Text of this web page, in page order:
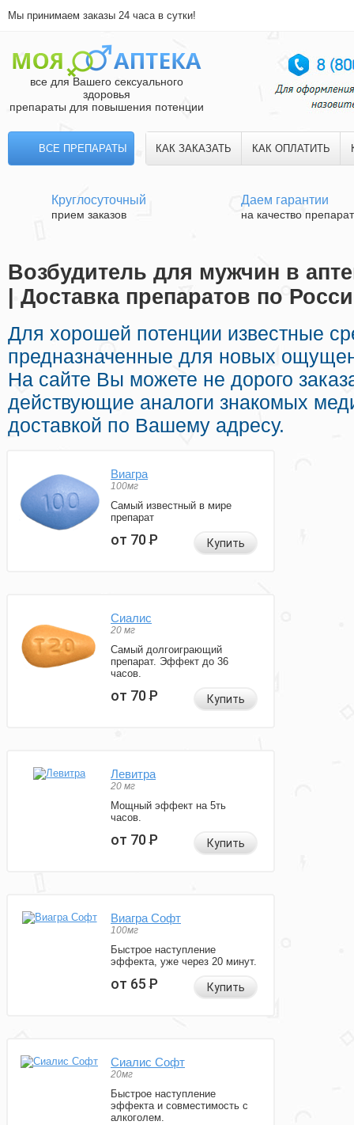
Мы принимаем заказы 24 часа в сутки!
все для Вашего сексуального
здоровья
препараты для повышения потенции
ВСЕ ПРЕПАРАТЫ КАК ЗАКАЗАТЬ КАК ОПЛАТИТЬ
Круглосуточный
прием заказов
Даем гарантии
на качество
Возбудитель для мужчин в
| Доставка препаратов по
Для хорошей потенции известные
предназначенные для новых
На сайте Вы можете не дорого
действующие аналоги знакомых
доставкой по Вашему адресу.
Виагра
100мг
Самый известный в мире
препарат
от 70Р Купить
Сиалис
20 мг
Самый долгоиграющий
препарат. Эффект до 36
часов.
от 70Р Купить
Левитра
20 мг
Мощный эффект на 5ть
часов.
от 70Р Купить
Виагра Софт
100мг
Быстрое наступление
эффекта, уже через 20 минут.
от 65Р Купить
Сиалис Софт
20мг
Быстрое наступление
эффекта и совместимость с
алкоголем.